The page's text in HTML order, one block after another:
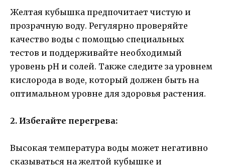
Желтая кубышка предпочитает чистую и
прозрачную воду. Регулярно проверяйте
качество воды с помощью специальных
тестов и поддерживайте необходимый
уровень pH и солей. Также следите за уровнем
кислорода в воде, который должен быть на
оптимальном уровне для здоровья растения.
2. Избегайте перегрева:
Высокая температура воды может негативно
сказываться на желтой кубышке и